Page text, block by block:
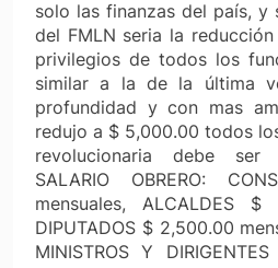
solo las finanzas del país,
del FMLN seria la
privilegios de todos los
similar a la de la última
profundidad y con mas
redujo a $ 5,000.00 todos
revolucionaria debe ser
SALARIO OBRERO:
mensuales, ALCALDES $
DIPUTADOS $ 2,500.00
MINISTROS Y